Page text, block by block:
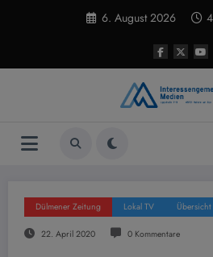
6. August 2026
Dülmener Zeitung Lokal TV Übersicht
22. April 2020 0 Kommentare